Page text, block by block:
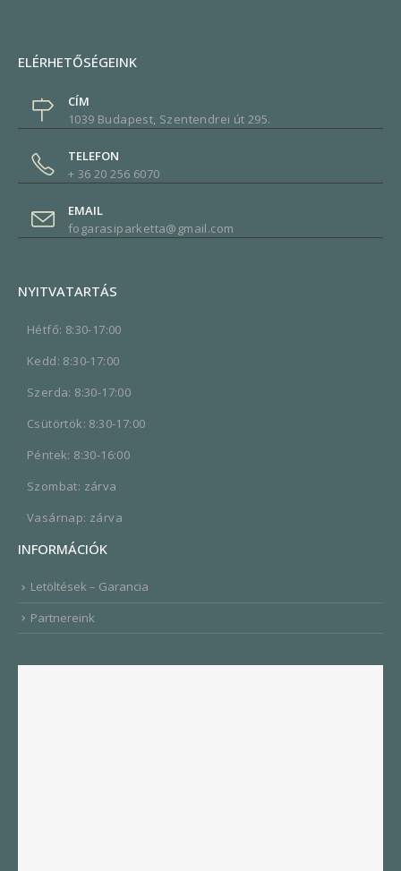
ELÉRHETŐSÉGEINK
CÍM
1039 Budapest, Szentendrei út 295.
TELEFON
+ 36 20 256 6070
EMAIL
fogarasiparketta@gmail.com
NYITVATARTÁS
Hétfő: 8:30-17:00
Kedd: 8:30-17:00
Szerda: 8:30-17:00
Csütörtök: 8:30-17:00
Péntek: 8:30-16:00
Szombat: zárva
Vasárnap: zárva
INFORMÁCIÓK
Letöltések – Garancia
Partnereink